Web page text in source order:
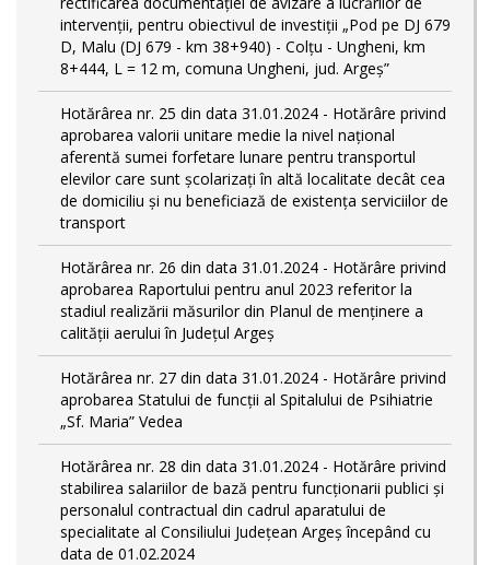
intervenții, pentru obiectivul de investiții „Pod pe DJ 679
D, Malu (DJ 679 - km 38+940) - Colțu - Ungheni, km
8+444, L = 12 m, comuna Ungheni, jud. Argeș”
Hotărârea nr. 25 din data 31.01.2024 - Hotărâre privind
aprobarea valorii unitare medie la nivel național
aferentă sumei forfetare lunare pentru transportul
elevilor care sunt şcolarizați în altă localitate decât cea
de domiciliu şi nu beneficiază de existența serviciilor de
transport
Hotărârea nr. 26 din data 31.01.2024 - Hotărâre privind
aprobarea Raportului pentru anul 2023 referitor la
stadiul realizării măsurilor din Planul de menținere a
calității aerului în Județul Argeș
Hotărârea nr. 27 din data 31.01.2024 - Hotărâre privind
aprobarea Statului de funcţii al Spitalului de Psihiatrie
„Sf. Maria” Vedea
Hotărârea nr. 28 din data 31.01.2024 - Hotărâre privind
stabilirea salariilor de bază pentru funcționarii publici și
personalul contractual din cadrul aparatului de
specialitate al Consiliului Județean Argeș începând cu
data de 01.02.2024